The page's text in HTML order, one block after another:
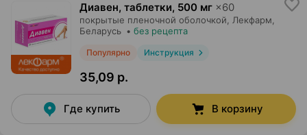
Диавен, таблетки, 500 мг ×60
покрытые пленочной оболочкой, Лекфарм
Беларусь • без рецепта
Популярно Инструкция
35,09 р.
Где купить В корзину